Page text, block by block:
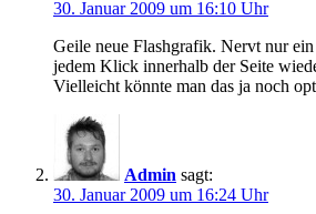
30. Januar 2009 um 16:10 Uhr
Geile neue Flashgrafik. Nervt nur ein
jedem Klick innerhalb der Seite
Vielleicht könnte man das ja noch
Admin sagt:
30. Januar 2009 um 16:24 Uhr